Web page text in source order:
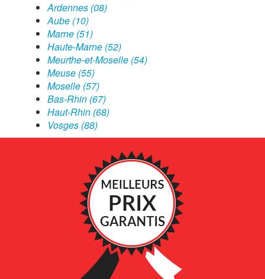
Ardennes (08)
Aube (10)
Marne (51)
Haute-Marne (52)
Meurthe-et-Moselle (54)
Meuse (55)
Moselle (57)
Bas-Rhin (67)
Haut-Rhin (68)
Vosges (88)